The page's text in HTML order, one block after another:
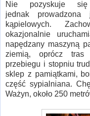
Nie pozyskuje
jednak
kąpielowych.
okazjonalnie
napędzany maszyną
ziemią, oprócz tras
przebiegu i stopniu
sklep z pamiątkami,
część sypialniana.
Ważyn, około 250